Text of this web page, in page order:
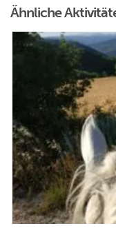
Ähnliche